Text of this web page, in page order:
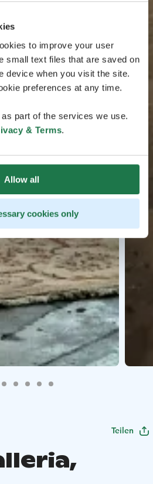
to improve your user
small text files that are saved on
device when you visit the site.
preferences at any time.
part of the services we use.
& Terms.
Allow all
cookies only
Teilen